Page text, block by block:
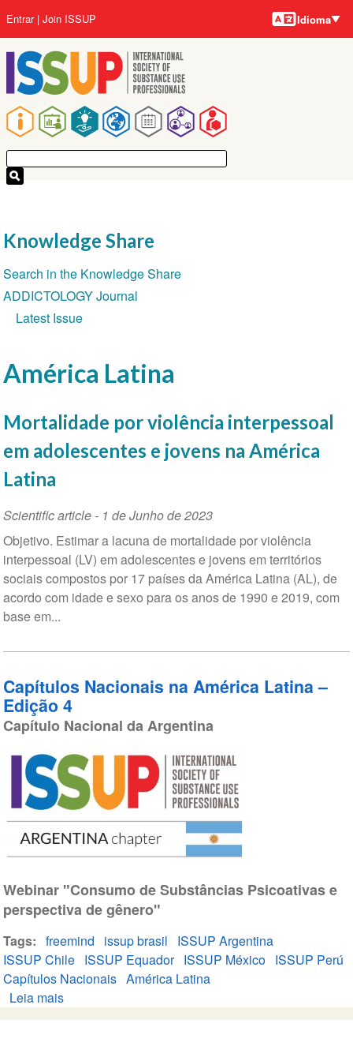
para
o
conteúdo
principal
Navegação
principal
Menu
da
conta
do
usuário
Entrar Join ISSUP Idiomas
Idioma
América Latina
Mortalidade por violência interpessoal
em adolescentes e jovens na América
Latina
Scientific article- 1 de Junho de 2023
Objetivo. Estimar a lacuna de mortalidade por violência
interpessoal (LV) em adolescentes e jovens em territórios
sociais compostos por 17 países da América Latina (AL), de
acordo com idade e sexo para os anos de 1990 e 2019, com
base em...
Capítulos Nacionais na América Latina –
Edição 4
Capítulo Nacional da Argentina
Webinar "Consumo de Substâncias Psicoativas e
perspectiva de gênero"
Tags freemind issup brasil
ISSUP Argentina
ISSUP Chile ISSUP Equador ISSUP México ISSUP Perú
Capítulos Nacionais América Latina
Leia maissobre
Capítulos
Knowledge Share
Seção
de
Navegação
Search in the Knowledge Share
ADDICTOLOGY Journal
Latest Issue